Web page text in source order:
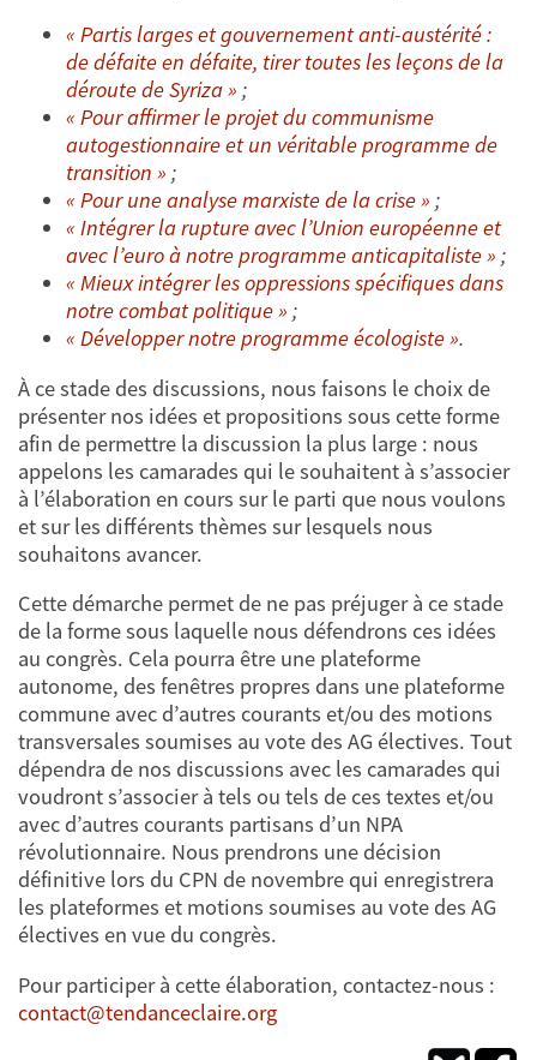
« Partis larges et gouvernement anti-austérité :
de défaite en défaite, tirer toutes les leçons de la
déroute de Syriza » ;
« Pour affirmer le projet du communisme
autogestionnaire et un véritable programme de
transition » ;
« Pour une analyse marxiste de la crise » ;
« Intégrer la rupture avec l’Union européenne et
avec l’euro à notre programme anticapitaliste » ;
« Mieux intégrer les oppressions spécifiques dans
notre combat politique » ;
« Développer notre programme écologiste ».
À ce stade des discussions, nous faisons le choix de
présenter nos idées et propositions sous cette forme
afin de permettre la discussion la plus large : nous
appelons les camarades qui le souhaitent à s’associer
à l’élaboration en cours sur le parti que nous voulons
et sur les différents thèmes sur lesquels nous
souhaitons avancer.
Cette démarche permet de ne pas préjuger à ce stade
de la forme sous laquelle nous défendrons ces idées
au congrès. Cela pourra être une plateforme
autonome, des fenêtres propres dans une plateforme
commune avec d’autres courants et/ou des motions
transversales soumises au vote des AG électives. Tout
dépendra de nos discussions avec les camarades qui
voudront s’associer à tels ou tels de ces textes et/ou
avec d’autres courants partisans d’un NPA
révolutionnaire. Nous prendrons une décision
définitive lors du CPN de novembre qui enregistrera
les plateformes et motions soumises au vote des AG
électives en vue du congrès.
Pour participer à cette élaboration, contactez-nous :
contact@tendanceclaire.org